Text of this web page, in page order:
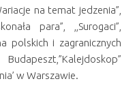
na temat jedzenia”,
para”, ,,Surogaci”,
polskich i zagranicznych
w Warszawie.